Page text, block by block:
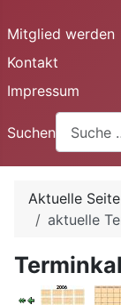
Mitglied werden
Kontakt
Impressum
Suchen
Aktuelle
aktuelle